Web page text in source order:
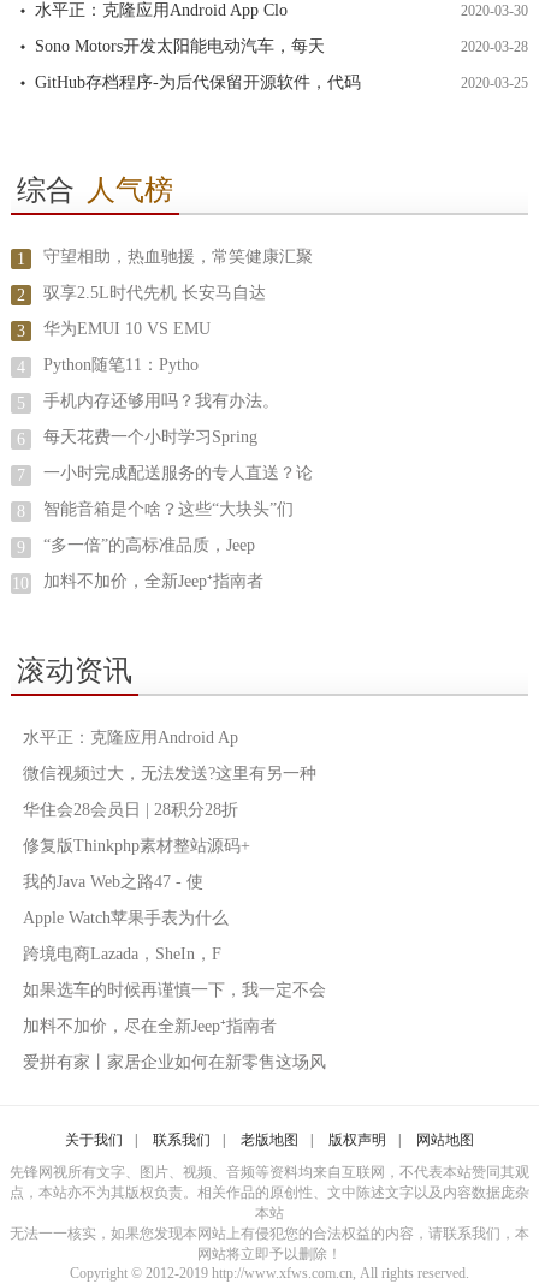
水平正：克隆应用Android App Clo 2020-03-30
Sono Motors开发太阳能电动汽车，每天 2020-03-28
GitHub存档程序-为后代保留开源软件，代码 2020-03-25
综合 人气榜
1 守望相助，热血驰援，常笑健康汇聚
2 驭享2.5L时代先机 长安马自达
3 华为EMUI 10 VS EMU
4 Python随笔11：Pytho
5 手机内存还够用吗？我有办法。
6 每天花费一个小时学习Spring
7 一小时完成配送服务的专人直送？论
8 智能音箱是个啥？这些“大块头”们
9 “多一倍”的高标准品质，Jeep
10 加料不加价，全新Jeep⁺指南者
滚动资讯
水平正：克隆应用Android Ap
微信视频过大，无法发送?这里有另一种
华住会28会员日 | 28积分28折
修复版Thinkphp素材整站源码+
我的Java Web之路47 - 使
Apple Watch苹果手表为什么
跨境电商Lazada，SheIn，F
如果选车的时候再谨慎一下，我一定不会
加料不加价，尽在全新Jeep⁺指南者
爱拼有家丨家居企业如何在新零售这场风
关于我们 联系我们 老版地图 版权声明
网站地图
先锋网视所有文字、图片、视频、音频等资料均来自互联网，不代表本站赞同其观
点，本站亦不为其版权负责。相关作品的原创性、文中陈述文字以及内容数据庞杂
本站
无法一一核实，如果您发现本网站上有侵犯您的合法权益的内容，请联系我们，本
网站将立即予以删除！
Copyright © 2012-2019 http://www.xfws.com.cn, All rights reserved.